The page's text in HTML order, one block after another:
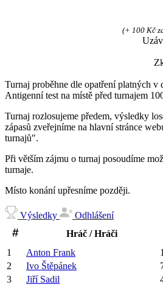
(+ 100 Kč
Turnaj proběhne dle opatření platných v
Antigenní test na místě před turnajem
Turnaj rozlosujeme předem, výsledky
zápasů zveřejníme na hlavní stránce
turnajů".
Při větším zájmu o turnaj posoudíme
turnaje.
Místo konání upřesníme později.
Výsledky
Odhlášení
Hráč / Hráči
1
Anton Frank
2
Ivo Štěpánek
3
Jiří Sadil